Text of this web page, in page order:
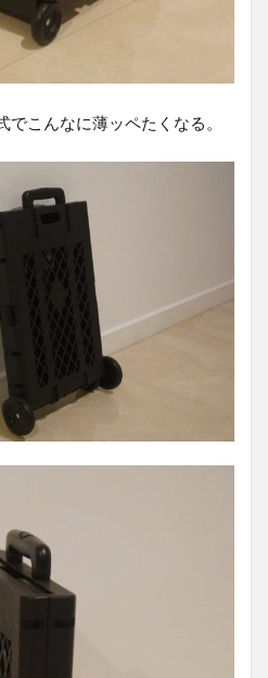
こんなに薄ッペたくなる。